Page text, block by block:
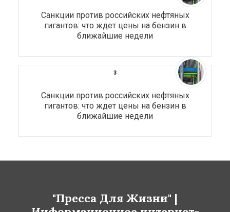
Санкции против российских нефтяных
гигантов: что ждет цены на бензин в
ближайшие недели
Санкции против российских нефтяных
гигантов: что ждет цены на бензин в
ближайшие недели
"Пресса Для Жизни" |